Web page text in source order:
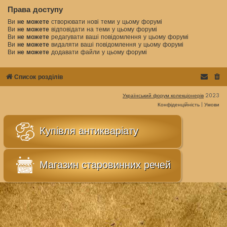
Права доступу
Ви не можете створювати нові теми у цьому форумі
Ви не можете відповідати на теми у цьому форумі
Ви не можете редагувати ваші повідомлення у цьому форумі
Ви не можете видаляти ваші повідомлення у цьому форумі
Ви не можете додавати файли у цьому форумі
Список розділів
Український форум колекціонерів 2023
Конфіденційність | Умови
Купівля антикваріату
Магазин старовинних речей